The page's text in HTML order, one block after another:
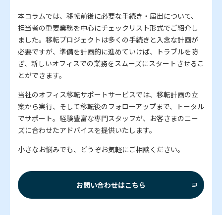
本コラムでは、移転前後に必要な手続き・届出について、
担当者の重要業務を中心にチェックリスト形式でご紹介し
ました。移転プロジェクトは多くの手続きと入念な計画が
必要ですが、準備を計画的に進めていけば、トラブルを防
ぎ、新しいオフィスでの業務をスムーズにスタートさせるこ
とができます。
当社のオフィス移転サポートサービスでは、移転計画の立
案から実行、そして移転後のフォローアップまで、トータル
でサポート。経験豊富な専門スタッフが、お客さまのニー
ズに合わせたアドバイスを提供いたします。
小さなお悩みでも、どうぞお気軽にご相談ください。
お問い合わせはこちら